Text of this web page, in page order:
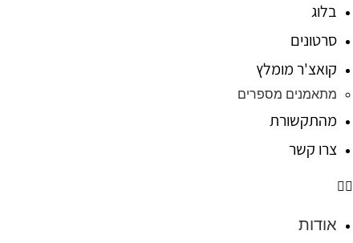
בלוג
סרטונים
קואצ'ר מומלץ
מתאמנים מספרים
מהתקשורת
צרו קשר
אודות